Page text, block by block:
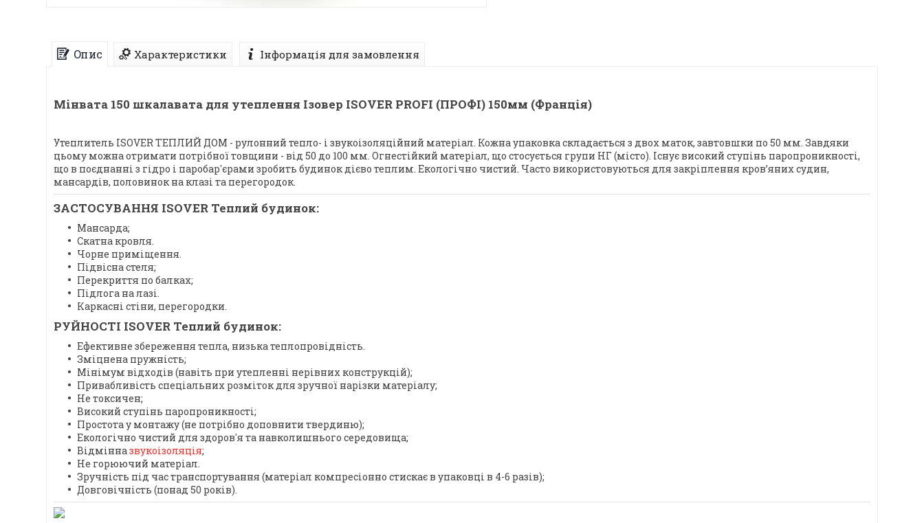
Опис Характеристики Інформація для замовлення
Мінвата 150 шкалавата для утеплення Ізовер ISOVER PROFI (ПРОФІ) 150мм (Франція)
Утеплитель ISOVER ТЕПЛИЙ ДОМ - рулонний тепло- і звукоізоляційний матеріал. Кожна упаковка складається з двох маток, завтовшки по 50 мм. Завдяки
цьому можна отримати потрібної товщини - від 50 до 100 мм. Огнестійкий матеріал, що стосується групи НГ (місто). Існує високий ступінь паропроникності,
що в поєднанні з гідро і паробар'єрами зробить будинок дієво теплим. Екологічно чистий. Часто використовуються для закріплення кров’яних судин,
мансардів, половинок на клазі та перегородок.
ЗАСТОСУВАННЯ ISOVER Теплий будинок:
Мансарда;
Скатна кровля.
Чорне приміщення.
Підвісна стеля;
Перекриття по балках;
Підлога на лазі.
Каркасні стіни, перегородки.
РУЙНОСТІ ISOVER Теплий будинок:
Ефективне збереження тепла, низька теплопровідність.
Зміцнена пружність;
Мінімум відходів (навіть при утепленні нерівних конструкцій);
Привабливість спеціальних розміток для зручної нарізки матеріалу;
Не токсичен;
Високий ступінь паропроникності;
Простота у монтажу (не потрібно доповнити твердиню);
Екологічно чистий для здоров'я та навколишнього середовища;
Відмінназвукоізоляція;
Не горюючий матеріал.
Зручність під час транспортування (матеріал компресіонно стискає в упаковці в 4-6 разів);
Довговічність (понад 50 років).